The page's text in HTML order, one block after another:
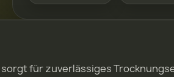
sorgt für zuverlässiges